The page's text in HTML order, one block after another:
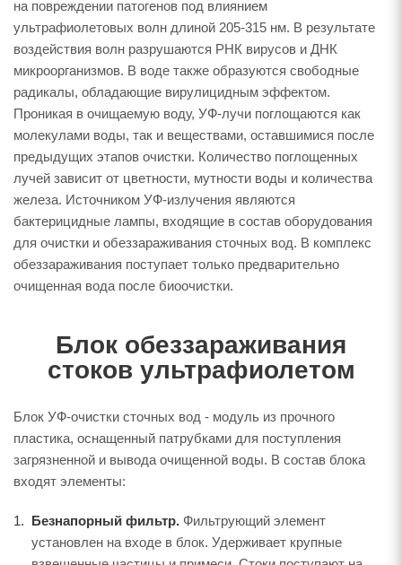
на повреждении патогенов под влиянием
ультрафиолетовых волн длиной 205-315 нм. В результате
воздействия волн разрушаются РНК вирусов и ДНК
микроорганизмов. В воде также образуются свободные
радикалы, обладающие вирулицидным эффектом.
Проникая в очищаемую воду, УФ-лучи поглощаются как
молекулами воды, так и веществами, оставшимися после
предыдущих этапов очистки. Количество поглощенных
лучей зависит от цветности, мутности воды и количества
железа. Источником УФ-излучения являются
бактерицидные лампы, входящие в состав оборудования
для очистки и обеззараживания сточных вод. В комплекс
обеззараживания поступает только предварительно
очищенная вода после биоочистки.
Блок обеззараживания
стоков ультрафиолетом
Блок УФ-очистки сточных вод - модуль из прочного
пластика, оснащенный патрубками для поступления
загрязненной и вывода очищенной воды. В состав блока
входят элементы:
Безнапорный фильтр. Фильтрующий элемент
установлен на входе в блок. Удерживает крупные